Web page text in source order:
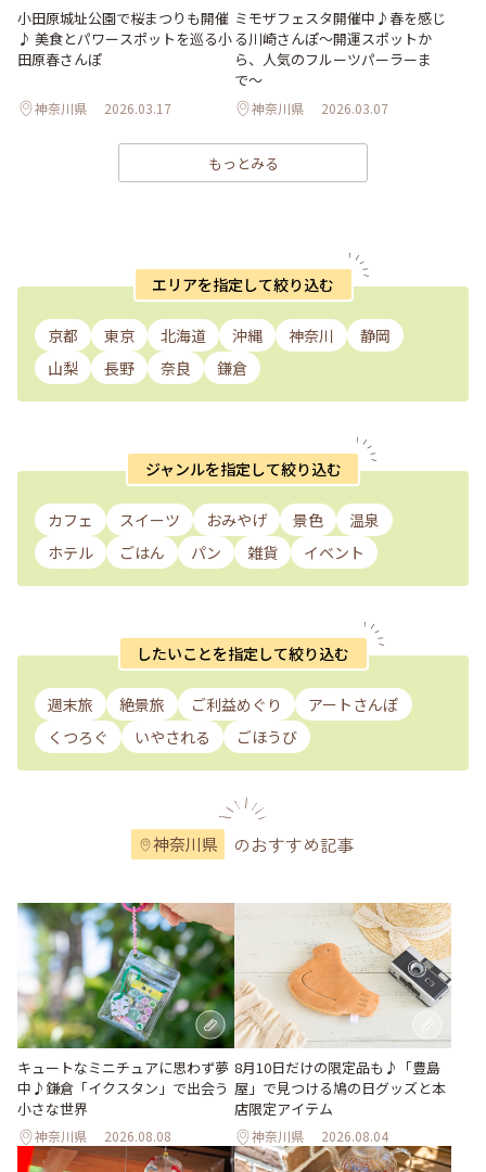
小田原城址公園で桜まつりも開催
♪ 美食とパワースポットを巡る小
田原春さんぽ
神奈川県 2026.03.17
ミモザフェスタ開催中♪春を感じ
る川崎さんぽ〜開運スポットか
ら、人気のフルーツパーラーま
で〜
神奈川県 2026.03.07
もっとみる
エリアを指定して絞り込む
京都 東京 北海道 沖縄 神奈川
静岡
山梨
長野 奈良 鎌倉
ジャンルを指定して絞り込む
カフェ スイーツ おみやげ 景色
温泉
ホテル
ごはん パン 雑貨 イベント
したいことを指定して絞り込む
週末旅 絶景旅 ご利益めぐり
アートさんぽ
くつろぐ
いやされる ごほうび
神奈川県 のおすすめ記事
キュートなミニチュアに思わず夢
中♪鎌倉「イクスタン」で出会う
小さな世界
神奈川県 2026.08.08
8月10日だけの限定品も♪「豊島
屋」で見つける鳩の日グッズと本
店限定アイテム
神奈川県 2026.08.04